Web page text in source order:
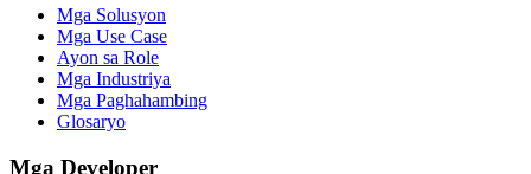
Mga Solusyon
Mga Use Case
Ayon sa Role
Mga Industriya
Mga Paghahambing
Glosaryo
Mga Developer